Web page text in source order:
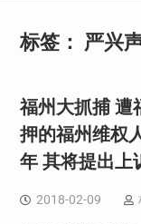
标签： 严兴
福州大抓捕 遭
押的福州维权
年 其将提出上
2018-02-09